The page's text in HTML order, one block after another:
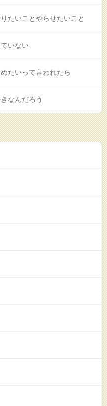
たいことやらせたいこと
いない
たいって言われたら
なんだろう